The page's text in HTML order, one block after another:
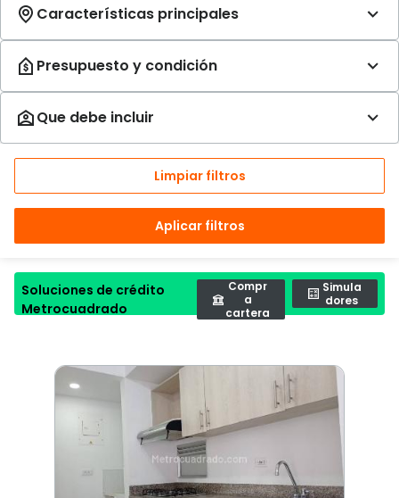
Limpiar filtros
Aplicar filtros
Soluciones de crédito
Metrocuadrado
Compr
a
cartera
Simula
dores